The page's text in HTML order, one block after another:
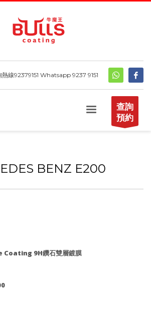
熱線92379151 Whatsapp 9237 9151
查詢
預約
BENZ E200
9H鑽石雙層鍍膜